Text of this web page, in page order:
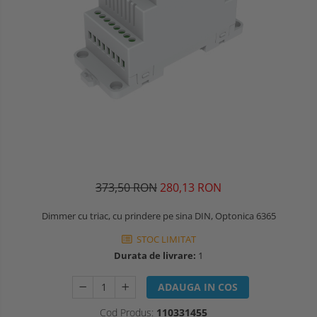
373,50 RON 280,13 RON
Dimmer cu triac, cu prindere pe sina DIN, Optonica 6365
STOC LIMITAT
Durata de livrare: 1
ADAUGA IN COS
Cod Produs: 110331455